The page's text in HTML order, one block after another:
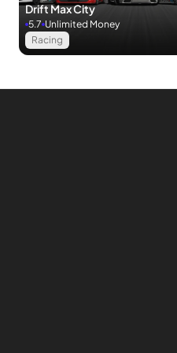
Drift Max City
Racing
5.7 Unlimited Money